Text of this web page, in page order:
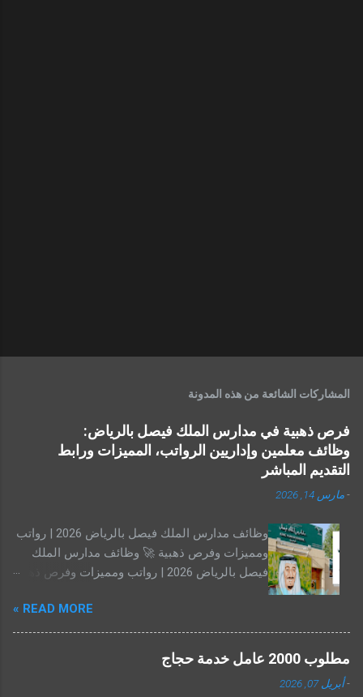
المشاركات الشائعة من هذه المدونة
فرص ذهبية في مدارس الملك فيصل بالرياض:
وظائف معلمين وإداريين الرواتب، المميزات ورابط
التقديم المباشر
-مارس 14, 2026
وظائف مدارس الملك فيصل بالرياض 2026 | رواتب
ومميزات وفرص ذهبية 🚀 وظائف مدارس الملك
فيصل بالرياض 2026 | رواتب ومميزات وفرص ذهبية
أبرز المدارس الأهلية والدولية في المملكة العربية
السعودية، حيث توفر بيئة تعليمية متطورة تجمع بين
المناهج العالمية و القيم العربية الأصيلة . مع قرب
بدء العام الدراسي الجديد، أعلنت المدارس عن فتح
READ MORE »
مطلوب 2000 عامل خدمة حجاج
-أبريل 07, 2026